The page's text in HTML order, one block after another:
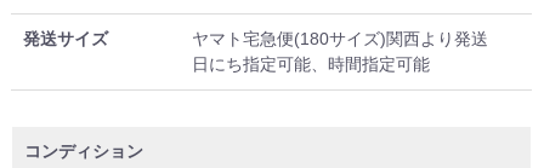
発送サイズ
ヤマト宅急便(180サイズ)関西より発送
日にち指定可能、時間指定可能
コンディション